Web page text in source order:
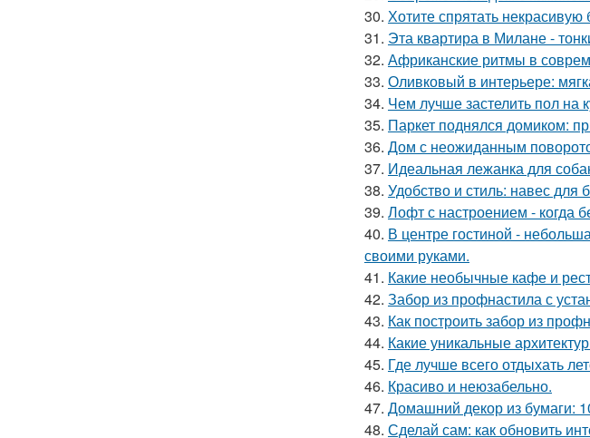
30. Хотите спрятать некрасивую
31. Эта квартира в Милане -
32. Африканские ритмы в
33. Оливковый в интерьере:
34. Чем лучше застелить пол на
35. Паркет поднялся домиком:
36. Дом с неожиданным
37. Идеальная лежанка для
38. Удобство и стиль: навес для
39. Лофт с настроением - когда
40. В центре гостиной -
своими руками.
41. Какие необычные кафе и
42. Забор из профнастила с
43. Как построить забор из
44. Какие уникальные
45. Где лучше всего отдыхать
46. Красиво и неюзабельно.
47. Домашний декор из бумаги:
48. Сделай сам: как обновить